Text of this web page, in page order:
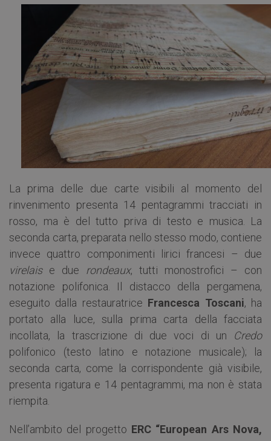
La prima delle due carte visibili al momento del
rinvenimento presenta 14 pentagrammi tracciati in
rosso, ma è del tutto priva di testo e musica. La
seconda carta, preparata nello stesso modo, contiene
invece quattro componimenti lirici francesi – due
virelaise due rondeaux, tutti monostrofici – con
notazione polifonica. Il distacco della pergamena,
eseguito dalla restauratrice Francesca Toscani, ha
portato alla luce, sulla prima carta della facciata
incollata, la trascrizione di due voci di un Credo
polifonico (testo latino e notazione musicale); la
seconda carta, come la corrispondente già visibile,
presenta rigatura e 14 pentagrammi, ma non è stata
riempita.
Nell’ambito del progetto ERC “European Ars Nova,